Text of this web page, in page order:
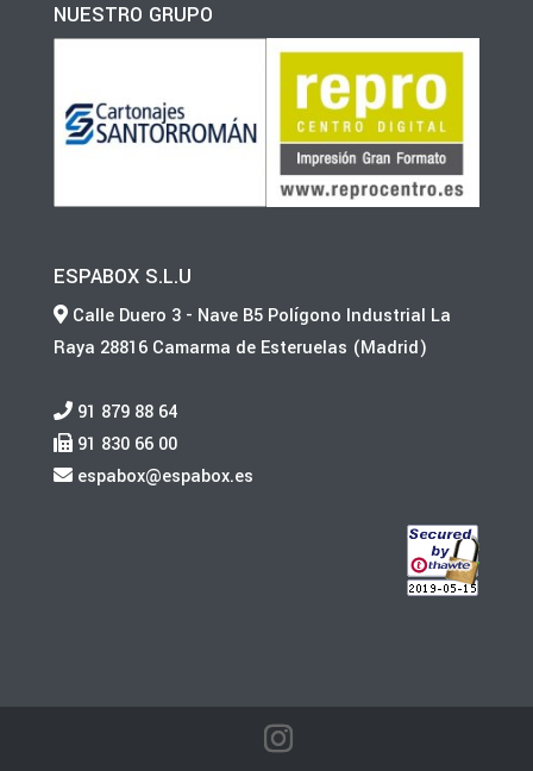
NUESTRO GRUPO
ESPABOX S.L.U
Calle Duero 3 - Nave B5 Polígono Industrial La
Raya 28816 Camarma de Esteruelas (Madrid)
91 879 88 64
91 830 66 00
espabox@espabox.es